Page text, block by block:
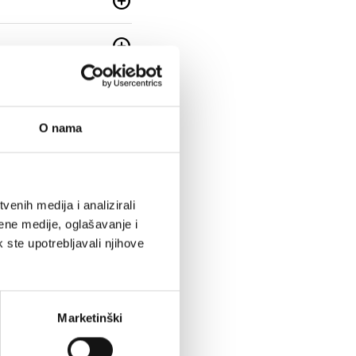
O nama
medija i analizirali
medije, oglašavanje i
ste upotrebljavali njihove
Marketinški
add_circle
add_circle
add_circle
add_circle